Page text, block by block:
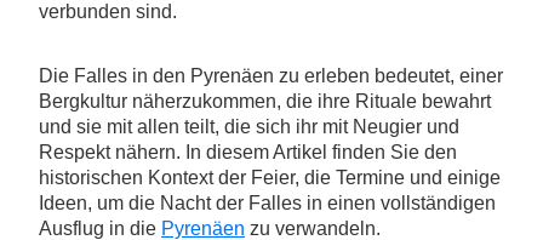
verbunden sind.
Die Falles in den Pyrenäen zu erleben bedeutet, einer
Bergkultur näherzukommen, die ihre Rituale bewahrt
und sie mit allen teilt, die sich ihr mit Neugier und
Respekt nähern. In diesem Artikel finden Sie den
historischen Kontext der Feier, die Termine und einige
Ideen, um die Nacht der Falles in einen vollständigen
Ausflug in die Pyrenäen zu verwandeln.